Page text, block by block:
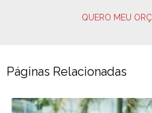
QUERO MEU
Páginas Relacionadas